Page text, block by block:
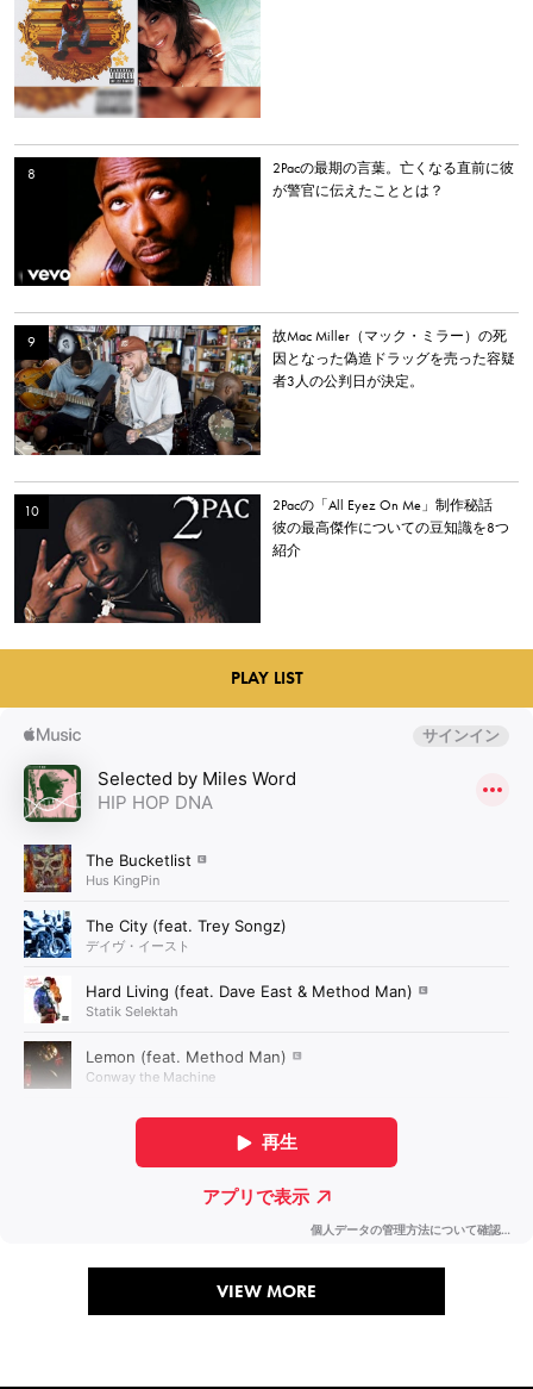
2Pacの最期の言葉。亡くなる直前に彼
が警官に伝えたこととは？
故Mac Miller（マック・ミラー）の死
因となった偽造ドラッグを売った容疑
者3人の公判日が決定。
2Pacの「All Eyez On Me」制作秘話
彼の最高傑作についての豆知識を8つ
紹介
PLAY LIST
VIEW MORE